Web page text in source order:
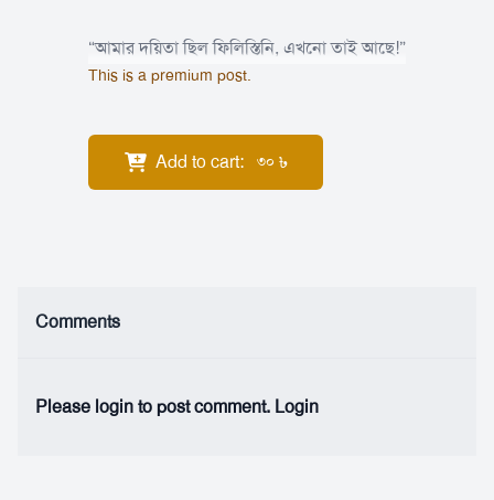
“আমার দয়িতা ছিল ফিলিস্তিনি, এখনো তাই আছে!”
This is a premium post.
Add to cart: 30 ৳
Comments
Please login to post comment. Login